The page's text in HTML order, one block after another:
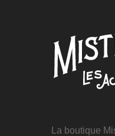
La boutique